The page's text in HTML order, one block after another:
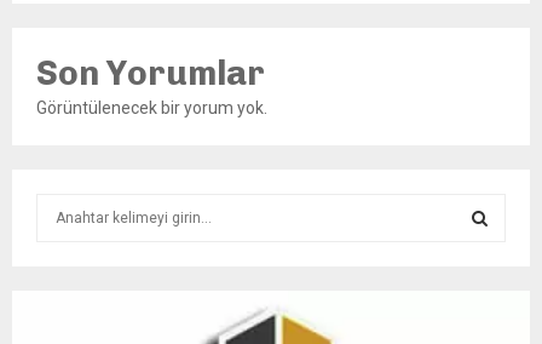
Son Yorumlar
Görüntülenecek bir yorum yok.